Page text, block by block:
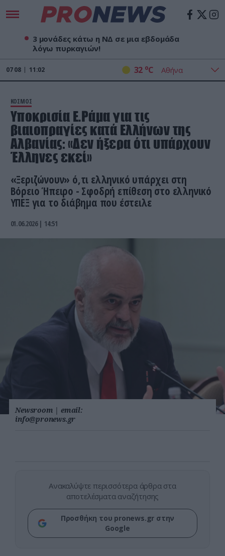
3 μονάδες κάτω η ΝΔ σε μια εβδομάδα
λόγω πυρκαγιών!
07 08 11:02 32 oC
ΚΟΣΜΟΣ
Υποκρισία Ε.Ράμα για τις
βιαιοπραγίες κατά Ελλήνων της
Αλβανίας: «Δεν ήξερα ότι υπάρχουν
Έλληνες εκεί»
«Ξεριζώνουν» ό,τι ελληνικό υπάρχει στη
Βόρειο Ήπειρο - Σφοδρή επίθεση στο ελληνικό
ΥΠΕΞ για το διάβημα που έστειλε
01.06.2026 | 14:51
Newsroom | email:
info@pronews.gr
Ανακαλύψτε περισσότερα άρθρα στα
αποτελέσματα αναζήτησης
Προσθήκη του pronews.gr στην
Google